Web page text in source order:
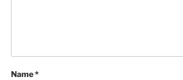
Name*